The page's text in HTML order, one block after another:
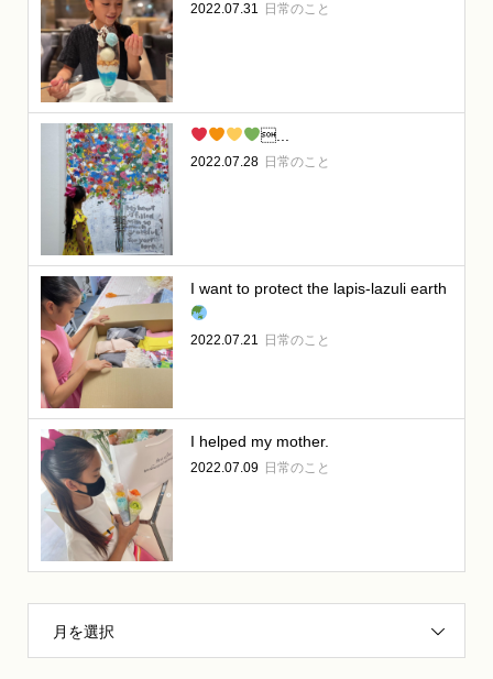
2022.07.31 日常のこと
...
2022.07.28 日常のこと
I want to protect the lapis-lazuli earth
2022.07.21 日常のこと
I helped my mother.
2022.07.09 日常のこと
月を選択